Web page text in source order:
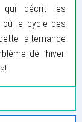
qui décrit les
le cycle des
alternance
de l’hiver.